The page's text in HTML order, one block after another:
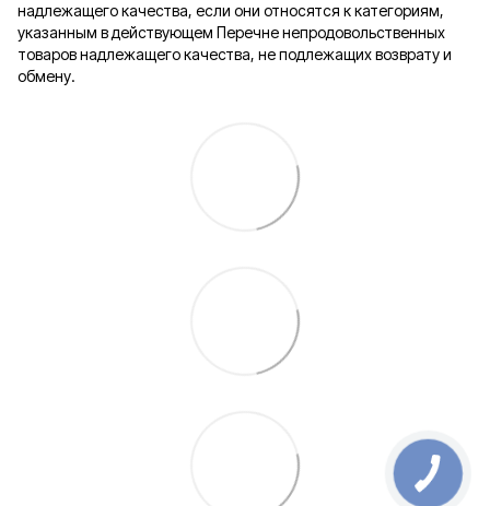
надлежащего качества, если они относятся к категориям,
указанным в действующем Перечне непродовольственных
товаров надлежащего качества, не подлежащих возврату и
обмену.